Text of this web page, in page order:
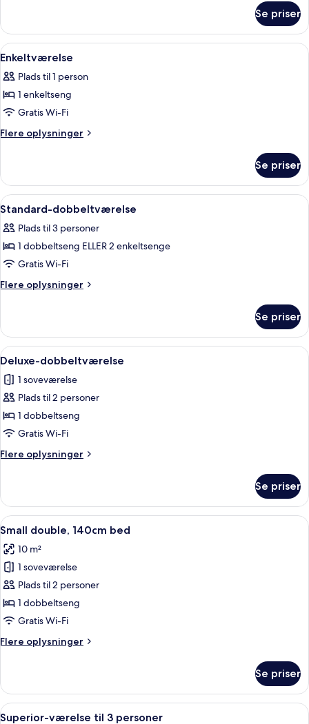
til
4
personer
Se priser
Indlæs
alle
billeder
af
Enkeltværelse
Et hotelværelse med en seng, et
4
Enkeltværelse
Plads til 1 person
1 enkeltseng
Gratis Wi-Fi
Flere oplysninger
Flere
Se priser
Indlæs
alle
billeder
af
Standard-
dobbeltværelse
Et soveværelse med seng, to
8
Standard-dobbeltværelse
Plads til 3 personer
1 dobbeltseng ELLER 2 enkeltsenge
Gratis Wi-Fi
Flere oplysninger
Flere
dobbeltværelse
Se priser
Indlæs
alle
billeder
af
Deluxe-
dobbeltværelse
Et hotelværelse med træloft, en
7
Deluxe-dobbeltværelse
1 soveværelse
Plads til 2 personer
1 dobbeltseng
Gratis Wi-Fi
Flere oplysninger
Flere
dobbeltværelse
Se priser
Indlæs
alle
billeder
af
Small
double,
140cm
Et hotelværelse med en seng, to
7
Small double, 140cm bed
10 m²
1 soveværelse
Plads til 2 personer
1 dobbeltseng
Gratis Wi-Fi
Flere oplysninger
Flere
double,
140cm
bed
Se priser
Indlæs
Et hotelværelse med seng, sofa,
5
Superior-værelse til 3 personer